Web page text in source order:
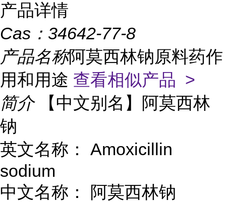
产品详情
Cas： 34642-77-8
产品名称阿莫西林钠原料药作
用和用途 查看相似产品 >
简介
【中文别名】阿莫西林
钠
英文名称：
Amoxicillin
sodium
中文名称：
阿莫西林钠